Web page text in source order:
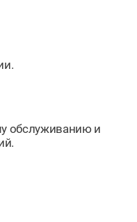
обслуживанию и